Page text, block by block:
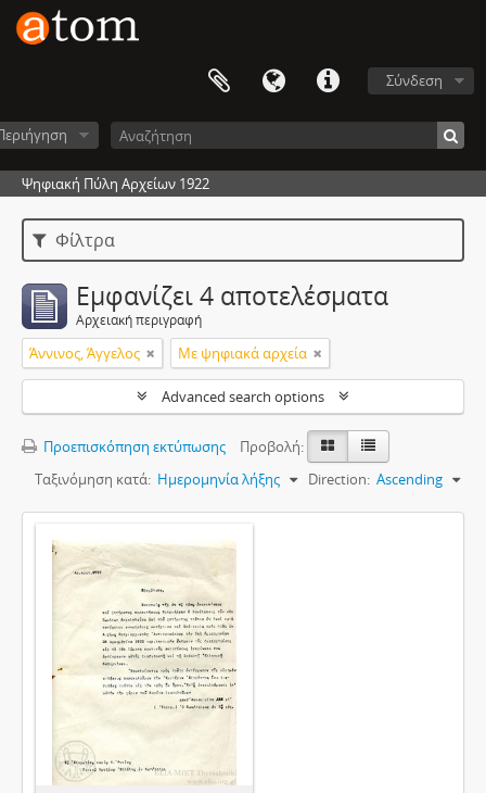
Σύνδεση
Ψηφιακή Πύλη Αρχείων 1922
Φίλτρα
Εμφανίζει 4 αποτελέσματα
Αρχειακή περιγραφή
Άννινος, Άγγελος Με ψηφιακά αρχεία
Advanced search options
Προεπισκόπηση εκτύπωσης
Προβολή:
Ταξινόμηση κατά: Ημερομηνία λήξης Direction: Ascending